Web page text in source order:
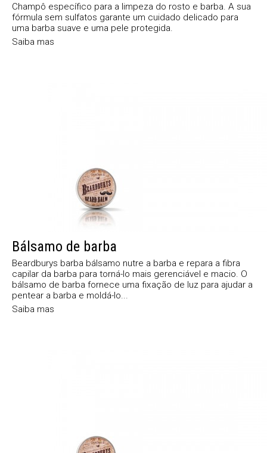
Champô específico para a limpeza do rosto e barba. A sua
fórmula sem sulfatos garante um cuidado delicado para
uma barba suave e uma pele protegida.
Saiba mas
Bálsamo de barba
Beardburys barba bálsamo nutre a barba e repara a fibra
capilar da barba para torná-lo mais gerenciável e macio. O
bálsamo de barba fornece uma fixação de luz para ajudar a
pentear a barba e moldá-lo...
Saiba mas